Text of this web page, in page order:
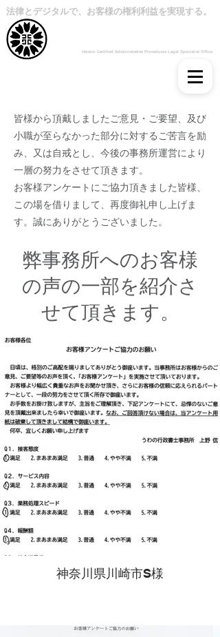
法律とデジタルで、お客様の権利利益を実現する。
Uwano Certified Administrative Procedures Legal Specialist Office
皆様から頂戴しましたご意見・ご要望、及び
小職が至らなかった部分に対するご苦言を励
み、又は自戒とし、今後の事務所運営により
一層の努力をさせて頂きます。
お客様アンケートにご協力頂きました皆様、
この場を借りまして、再度御礼申し上げま
す。 誠にありがとうございました。
弊事務所へのお客様
の声の一部を紹介さ
せて頂きます。
神奈川県川崎市S様